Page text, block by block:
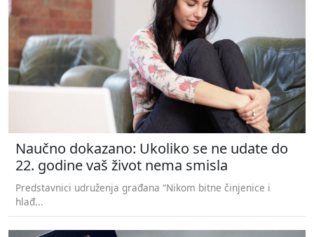
Naučno dokazano: Ukoliko se ne udate do
22. godine vaš život nema smisla
Predstavnici udruženja građana “Nikom bitne činjenice i
hlađ...